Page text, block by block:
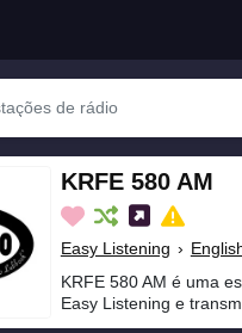
KRFE 580 AM
Easy Listening ›
KRFE 580 AM é uma
Easy Listening e